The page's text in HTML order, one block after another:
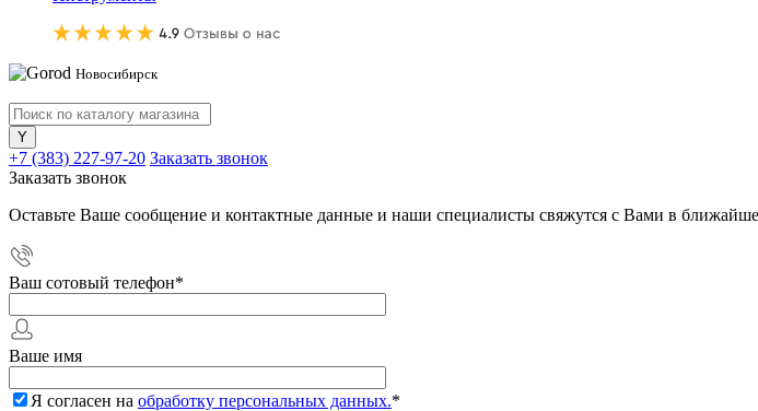
Новосибирск
+7 (383) 227-97-20 Заказать звонок
Заказать звонок
Оставьте Ваше сообщение и контактные данные и наши специалисты свяжутся с Вами в
Ваш сотовый телефон*
Ваше имя
Я согласен на обработку персональных данных.*